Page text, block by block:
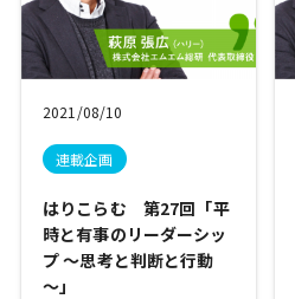
2021/08/10
連載企画
はりこらむ 第27回「平
時と有事のリーダーシッ
プ ～思考と判断と行動
～」